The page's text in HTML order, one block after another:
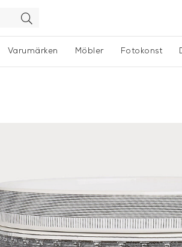
Varumärken Möbler Fotokonst